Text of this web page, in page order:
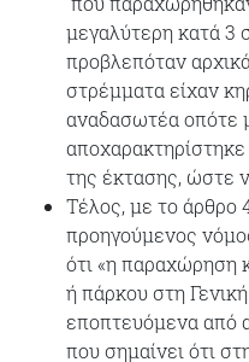
μεγαλύτερη κατά 3
προβλεπόταν
στρέμματα είχαν
αναδασωτέα οπότε
της έκτασης, ώστε
Τέλος, με το άρθρο
προηγούμενος
ότι «η παραχώρηση
ή πάρκου στη
εποπτευόμενα από
που σημαίνει ότι